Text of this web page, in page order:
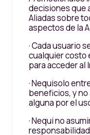
decisiones que
Aliadas sobre
aspectos de la
· Cada usuario
cualquier costo
para acceder al
· Nequisolo
beneficios, y
alguna por el
· Nequi no